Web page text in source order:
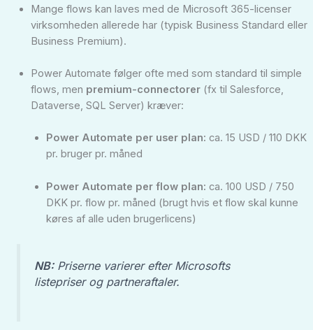
Mange flows kan laves med de Microsoft 365-licenser
virksomheden allerede har (typisk Business Standard eller
Business Premium).
Power Automate følger ofte med som standard til simple
flows, men premium-connectorer(fx til Salesforce,
Dataverse, SQL Server) kræver:
Power Automate per user plan: ca. 15 USD / 110 DKK
pr. bruger pr. måned
Power Automate per flow plan: ca. 100 USD / 750
DKK pr. flow pr. måned (brugt hvis et flow skal kunne
køres af alle uden brugerlicens)
NB:Priserne varierer efter Microsofts
listepriser og partneraftaler.